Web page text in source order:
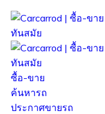
ซื้อ-ขาย
ค้นหารถ
ประกาศขายรถ